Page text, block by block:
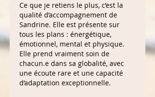
Ce que je retiens le plus, c’est la
qualité d’accompagnement de
Sandrine. Elle est présente sur
tous les plans : énergétique,
émotionnel, mental et physique.
Elle prend vraiment soin de
chacun.e dans sa globalité, avec
une écoute rare et une capacité
d’adaptation exceptionnelle.